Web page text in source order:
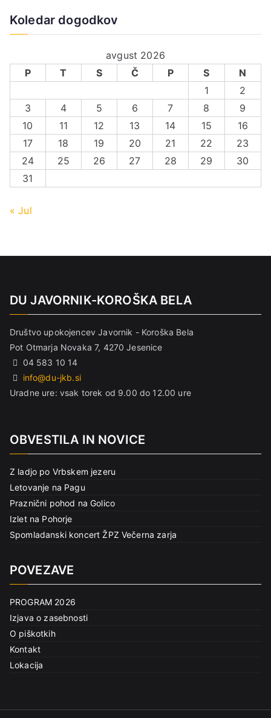
Koledar dogodkov
avgust 2026
P
T S Č P S
N
1
2
3
4 5 6 7 8
9
10
11 12 13 14 15
16
17
18 19 20 21 22
23
24
25 26 27 28 29
30
31
« Jul
DU JAVORNIK-KOROŠKA BELA
Društvo upokojencev Javornik - Koroška Bela
Pot Otmarja Novaka 7, 4270 Jesenice
04 583 10 14
info@du-jkb.si
Uradne ure: vsak torek od 9.00 do 12.00 ure
OBVESTILA IN NOVICE
Z ladjo po Vrbskem jezeru
Letovanje na Pagu
Praznični pohod na Golico
Izlet na Pohorje
Spomladanski koncert ŽPZ Večerna zarja
POVEZAVE
PROGRAM 2026
Izjava o zasebnosti
O piškotkih
Kontakt
Lokacija